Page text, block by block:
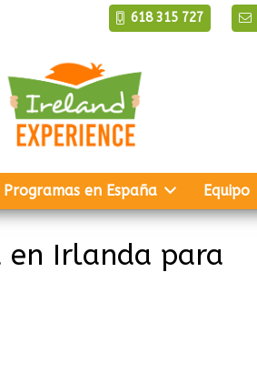
618 315 727
Programas en España Equipo
en Irlanda para